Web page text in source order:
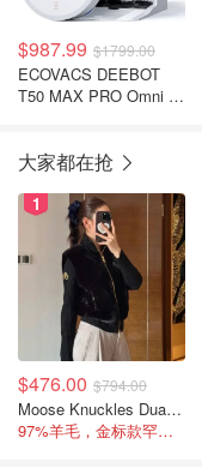
$987.99 $1799.00
ECOVACS DEEBOT
T50 MAX PRO Omni 扫
大家都在抢
1
$476.00 $794.00
Moose Knuckles Dua Bunny 羊毛混纺针织夹克
97%羊毛，金标款罕见打折